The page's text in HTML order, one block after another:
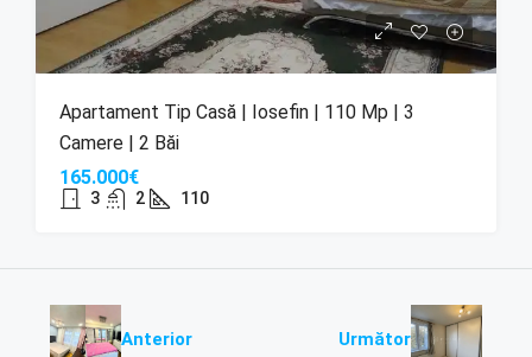
Apartament Tip Casă | Iosefin | 110 Mp | 3
Camere | 2 Băi
165.000€
3 2 110
Anterior Următor